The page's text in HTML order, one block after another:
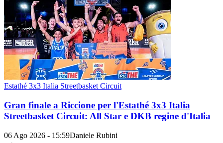
Estathé 3x3 Italia Streetbasket Circuit
Gran finale a Riccione per l'Estathé 3x3 Italia
Streetbasket Circuit: All Star e DKB regine d'Italia
06 Ago 2026 - 15:59Daniele Rubini